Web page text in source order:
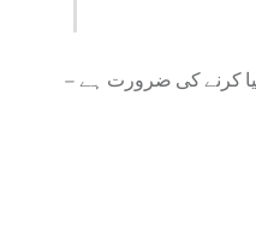
کرنے کی ضرورت ہے –